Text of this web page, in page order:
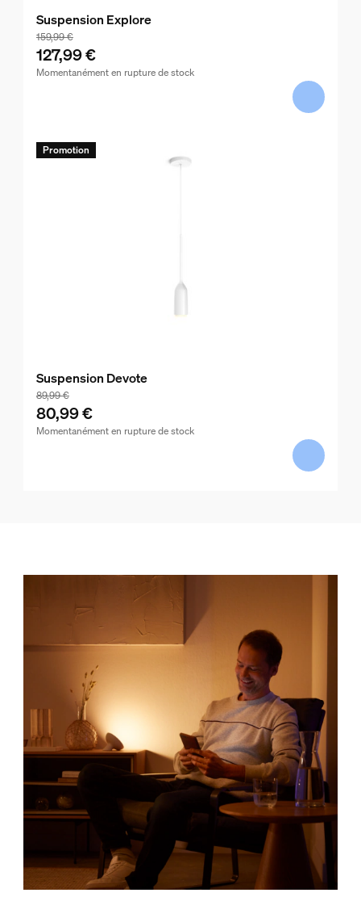
Suspension Explore
159,99 €
127,99 €
Momentanément en rupture de stock
Promotion
Suspension Devote
89,99 €
80,99 €
Momentanément en rupture de stock